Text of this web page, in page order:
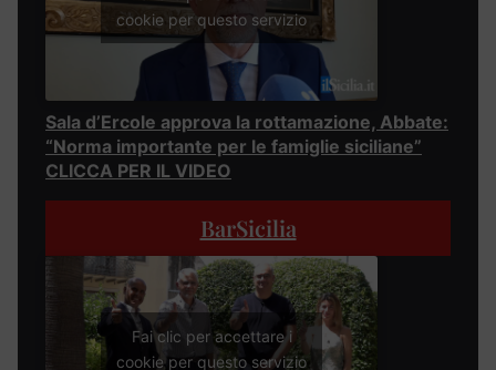
cookie per questo servizio
Sala d’Ercole approva la rottamazione, Abbate:
“Norma importante per le famiglie siciliane”
CLICCA PER IL VIDEO
BarSicilia
Fai clic per accettare i
cookie per questo servizio